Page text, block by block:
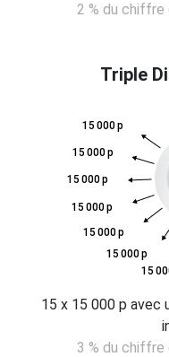
2 % du chiffre
Triple
15
15 000 p
15 000 p
15 000 p
15 000 p
15 000 p
15 000 p
15 x 15 000 p avec
3 % du chiffre